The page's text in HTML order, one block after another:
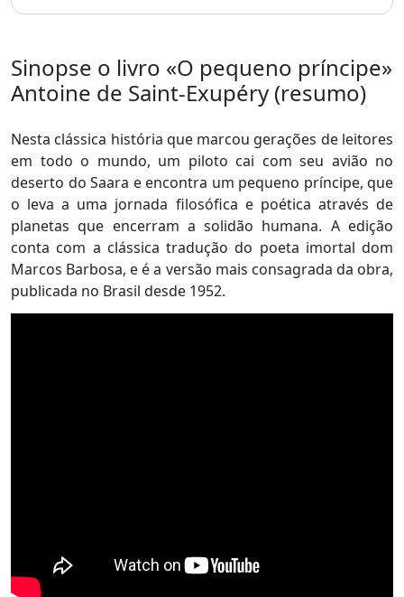
Sinopse o livro «O pequeno príncipe»
Antoine de Saint-Exupéry (resumo)
Nesta clássica história que marcou gerações de leitores
em todo o mundo, um piloto cai com seu avião no
deserto do Saara e encontra um pequeno príncipe, que
o leva a uma jornada filosófica e poética através de
planetas que encerram a solidão humana. A edição
conta com a clássica tradução do poeta imortal dom
Marcos Barbosa, e é a versão mais consagrada da obra,
publicada no Brasil desde 1952.